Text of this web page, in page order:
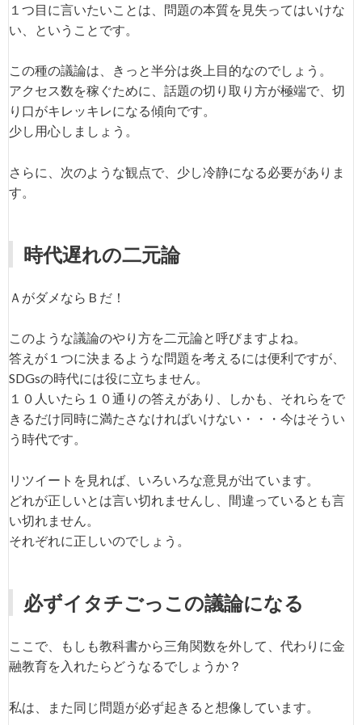
１つ目に言いたいことは、問題の本質を見失ってはいけな
い、ということです。
この種の議論は、きっと半分は炎上目的なのでしょう。
アクセス数を稼ぐために、話題の切り取り方が極端で、切
り口がキレッキレになる傾向です。
少し用心しましょう。
さらに、次のような観点で、少し冷静になる必要がありま
す。
時代遅れの二元論
ＡがダメならＢだ！
このような議論のやり方を二元論と呼びますよね。
答えが１つに決まるような問題を考えるには便利ですが、
SDGsの時代には役に立ちません。
１０人いたら１０通りの答えがあり、しかも、それらをで
きるだけ同時に満たさなければいけない・・・今はそうい
う時代です。
リツイートを見れば、いろいろな意見が出ています。
どれが正しいとは言い切れませんし、間違っているとも言
い切れません。
それぞれに正しいのでしょう。
必ずイタチごっこの議論になる
ここで、もしも教科書から三角関数を外して、代わりに金
融教育を入れたらどうなるでしょうか？
私は、また同じ問題が必ず起きると想像しています。